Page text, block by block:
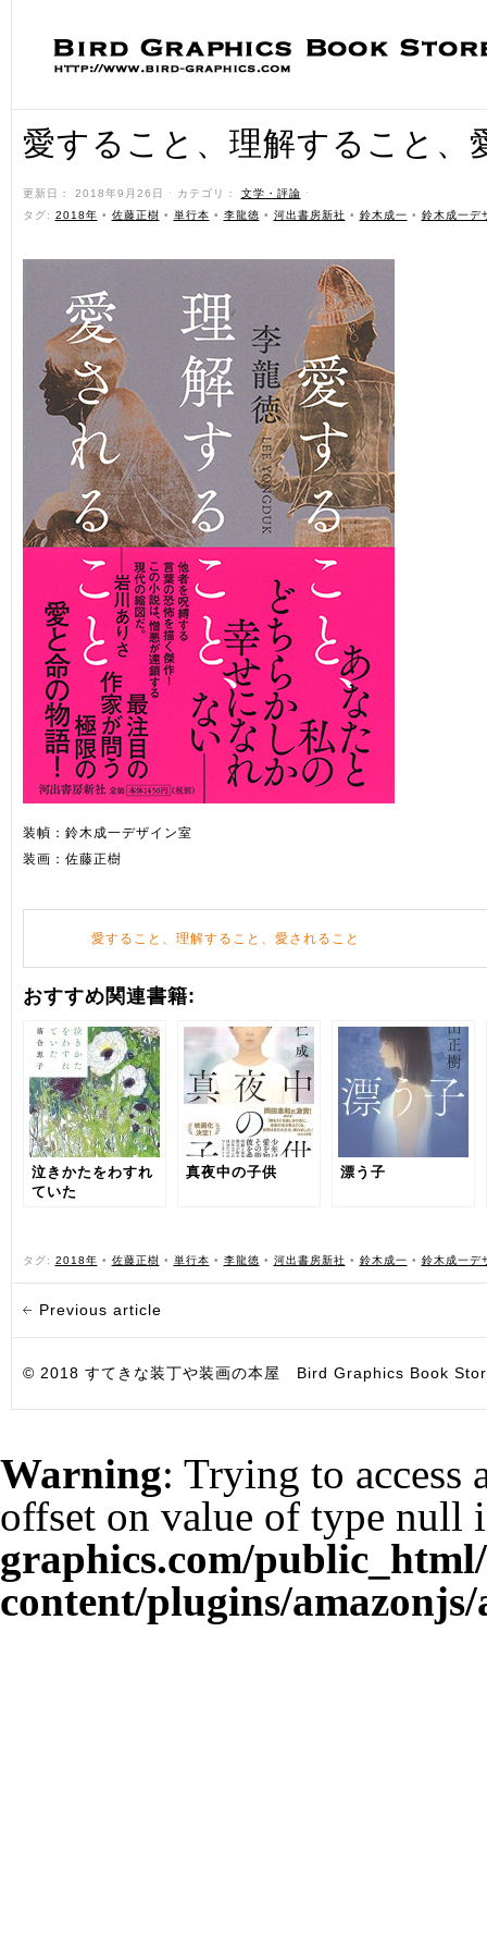
愛すること、理解すること、
更新日： 2018年9月26日 ˑ カテゴリ： 文学・評論 ˑ
タグ: 2018年 • 佐藤正樹 • 単行本 • 李龍徳 • 河出書房新社 • 鈴木成一 • 鈴木成一デ
装幀：鈴木成一デザイン室
装画：佐藤正樹
愛すること、理解すること、愛されること
おすすめ関連書籍:
泣きかたをわすれ
ていた
真夜中の子供 漂う子
タグ: 2018年 • 佐藤正樹 • 単行本 • 李龍徳 • 河出書房新社 • 鈴木成一 • 鈴木成一デ
Previous article
© 2018 すてきな装丁や装画の本屋 Bird Graphics Book
Warning: Trying to access
offset on value of type null
graphics.com/
content/plugins/